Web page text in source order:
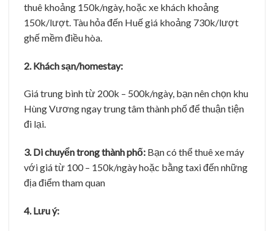
thuê khoảng 150k/ngày, hoặc xe khách khoảng
150k/lượt. Tàu hỏa đến Huế giá khoảng 730k/lượt
ghế mềm điều hòa.
2. Khách sạn/homestay:
Giá trung bình từ 200k – 500k/ngày, bạn nên chọn khu
Hùng Vương ngay trung tâm thành phố để thuận tiện
đi lại.
3.Di chuyển trong thành phố: Bạn có thể thuê xe máy
với giá từ 100 – 150k/ngày hoặc bằng taxi đến những
địa điểm tham quan
4. Lưu ý: